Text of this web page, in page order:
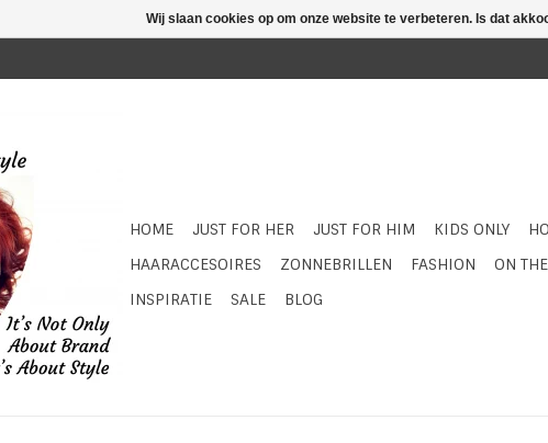
HOME JUST FOR HER JUST FOR HIM KIDS ONLY
HAARACCESOIRES
ZONNEBRILLEN FASHION ON
INSPIRATIE
SALE BLOG
Wij slaan cookies op om onze website te verbeteren. Is dat